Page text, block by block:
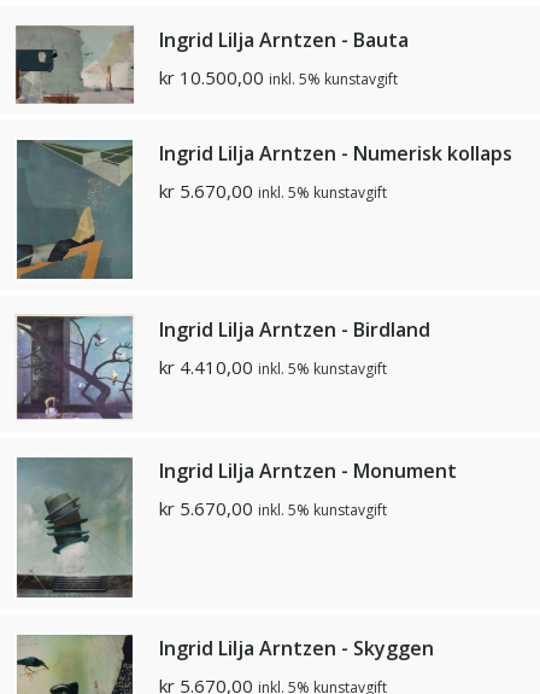
Ingrid Lilja Arntzen - Bauta
kr 10.500,00 inkl. 5% kunstavgift
Ingrid Lilja Arntzen - Numerisk kollaps
kr 5.670,00 inkl. 5% kunstavgift
Ingrid Lilja Arntzen - Birdland
kr 4.410,00 inkl. 5% kunstavgift
Ingrid Lilja Arntzen - Monument
kr 5.670,00 inkl. 5% kunstavgift
Ingrid Lilja Arntzen - Skyggen
kr 5.670,00 inkl. 5% kunstavgift